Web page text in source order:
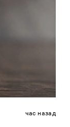
час назад